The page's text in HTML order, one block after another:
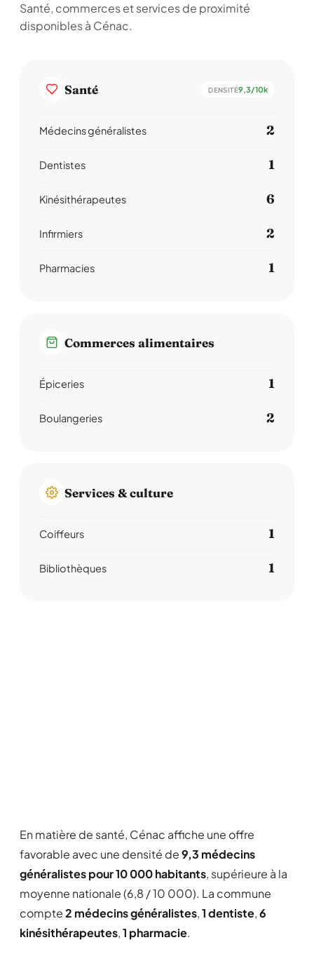
Santé, commerces et services de proximité
disponibles à Cénac.
Santé DENSITÉ9,3/10k
Médecins généralistes 2
Dentistes 1
Kinésithérapeutes 6
Infirmiers 2
Pharmacies 1
Commerces alimentaires
Épiceries 1
Boulangeries 2
Services & culture
Coiffeurs 1
Bibliothèques 1
En matière de santé, Cénac affiche une offre
favorable avec une densité de9,3 médecins
généralistes pour 10 000 habitants, supérieure à la
moyenne nationale (6,8 / 10 000). La commune
compte2 médecins généralistes,1 dentiste,6
kinésithérapeutes,1 pharmacie.